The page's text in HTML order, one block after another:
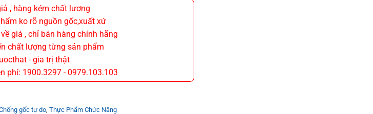
, hàng kém chất lương
ko rõ nguồn gốc,xuất xứ
giá , chỉ bán hàng chính hãng
chất lượng từng sản phẩm
- gia trị thật
phí: 1900.3297 - 0979.103.103
gốc tự do, Thực Phẩm Chức Năng